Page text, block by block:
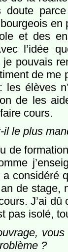
doute
en
et des
l’idée
je pouvais
de me
les élèves
de les
cours.
il le plus
de
considéré
an de stage,
J’ai
pas isolé,
?